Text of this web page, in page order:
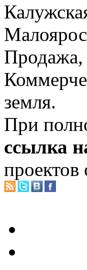
Продажа,
земля.
При
ссылка
проектов